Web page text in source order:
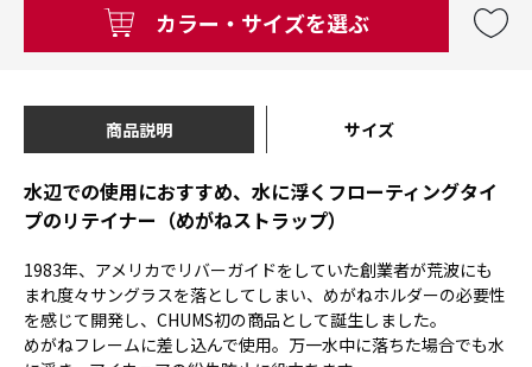
カラー・サイズを選ぶ
商品説明 サイズ
水辺での使用におすすめ、水に浮くフローティングタイ
プのリテイナー（めがねストラップ）
1983年、アメリカでリバーガイドをしていた創業者が荒波にも
まれ度々サングラスを落としてしまい、めがねホルダーの必要性
を感じて開発し、CHUMS初の商品として誕生しました。
めがねフレームに差し込んで使用。万一水中に落ちた場合でも水